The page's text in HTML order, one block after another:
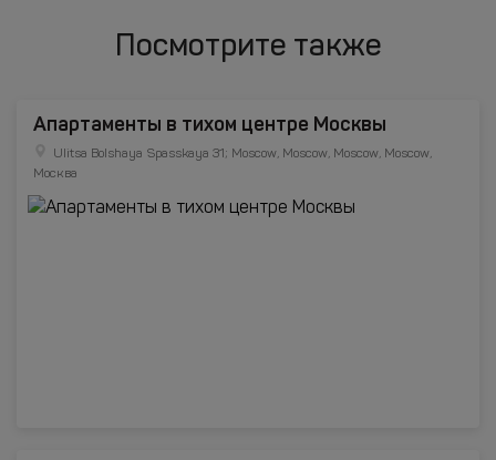
Посмотрите также
Апартаменты в тихом центре Москвы
Ulitsa Bolshaya Spasskaya 31; Moscow, Moscow, Moscow, Moscow,
Москва